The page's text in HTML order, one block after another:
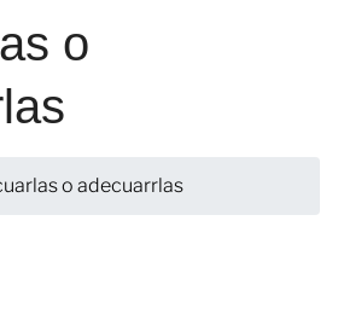
o
o adecuarrlas